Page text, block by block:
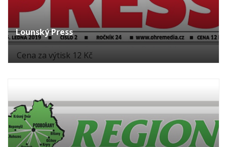
Lounský Press
Cena za výtisk 12 Kč